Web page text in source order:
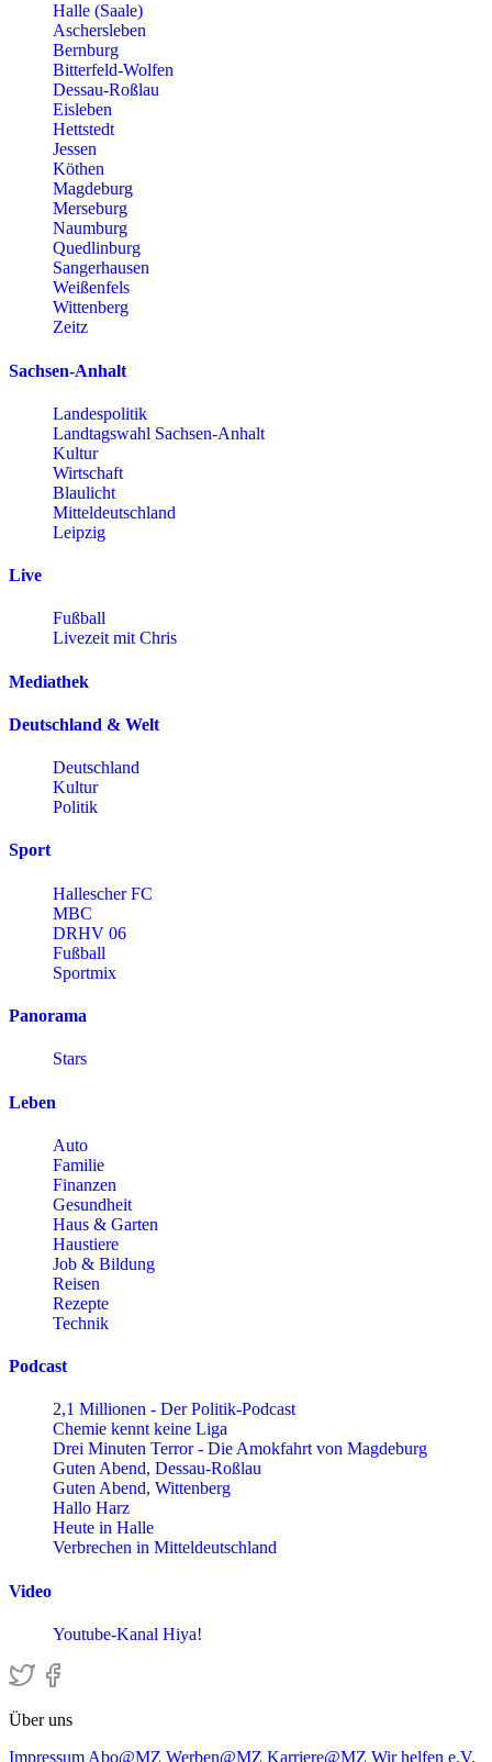
Halle (Saale)
Aschersleben
Bernburg
Bitterfeld-Wolfen
Dessau-Roßlau
Eisleben
Hettstedt
Jessen
Köthen
Magdeburg
Merseburg
Naumburg
Quedlinburg
Sangerhausen
Weißenfels
Wittenberg
Zeitz
Sachsen-Anhalt
Landespolitik
Landtagswahl Sachsen-Anhalt
Kultur
Wirtschaft
Blaulicht
Mitteldeutschland
Leipzig
Live
Fußball
Livezeit mit Chris
Mediathek
Deutschland & Welt
Deutschland
Kultur
Politik
Sport
Hallescher FC
MBC
DRHV 06
Fußball
Sportmix
Panorama
Stars
Leben
Auto
Familie
Finanzen
Gesundheit
Haus & Garten
Haustiere
Job & Bildung
Reisen
Rezepte
Technik
Podcast
2,1 Millionen - Der Politik-Podcast
Chemie kennt keine Liga
Drei Minuten Terror - Die Amokfahrt von Magdeburg
Guten Abend, Dessau-Roßlau
Guten Abend, Wittenberg
Hallo Harz
Heute in Halle
Verbrechen in Mitteldeutschland
Video
Youtube-Kanal Hiya!
Über uns
Impressum Abo@MZ Werben@MZ Karriere@MZ Wir helfen e.V.